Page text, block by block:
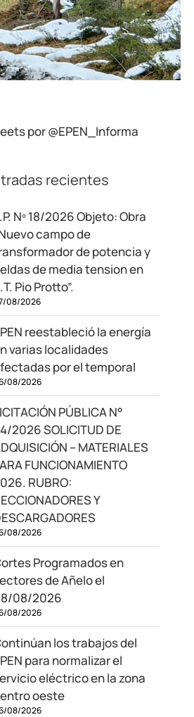
por @EPEN_Informa
recientes
Nº 18/2026 Objeto: Obra
campo de
de potencia y
de media tension en
Pio Protto”.
08/2026
reestableció la energía
varias localidades
por el temporal
08/2026
PÚBLICA N°
2026 SOLICITUD DE
– MATERIALES
FUNCIONAMIENTO
RUBRO:
Y
08/2026
Programados en
de Añelo el
08/2026
08/2026
los trabajos del
para normalizar el
eléctrico en la zona
oeste
08/2026